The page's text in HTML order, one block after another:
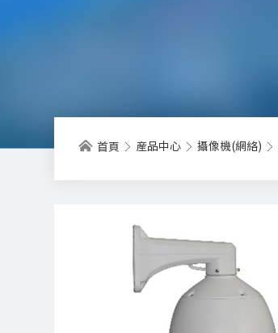
首頁 産品中心 攝像機(網絡)